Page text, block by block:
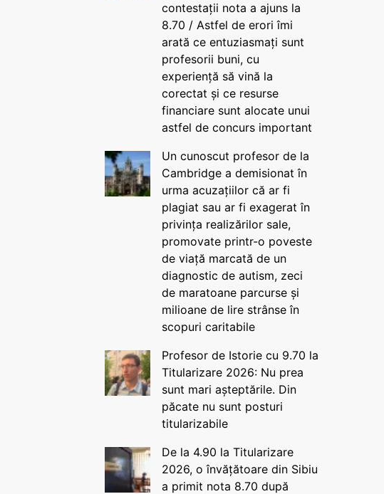
contestații nota a ajuns la
8.70 / Astfel de erori îmi
arată ce entuziasmați sunt
profesorii buni, cu
experiență să vină la
corectat și ce resurse
financiare sunt alocate unui
astfel de concurs important
Un cunoscut profesor de la
Cambridge a demisionat în
urma acuzațiilor că ar fi
plagiat sau ar fi exagerat în
privința realizărilor sale,
promovate printr-o poveste
de viață marcată de un
diagnostic de autism, zeci
de maratoane parcurse și
milioane de lire strânse în
scopuri caritabile
Profesor de Istorie cu 9.70 la
Titularizare 2026: Nu prea
sunt mari așteptările. Din
păcate nu sunt posturi
titularizabile
De la 4.90 la Titularizare
2026, o învățătoare din Sibiu
a primit nota 8.70 după